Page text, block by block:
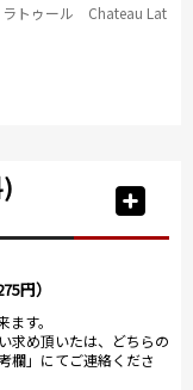
ラトゥール Chateau Lat
円）
す。
求め頂いたは、どちらの
欄」にてご連絡くださ